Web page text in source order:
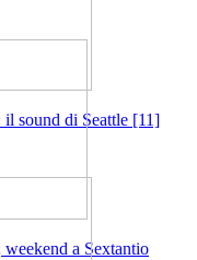
sound di Seattle [11]
a Sextantio